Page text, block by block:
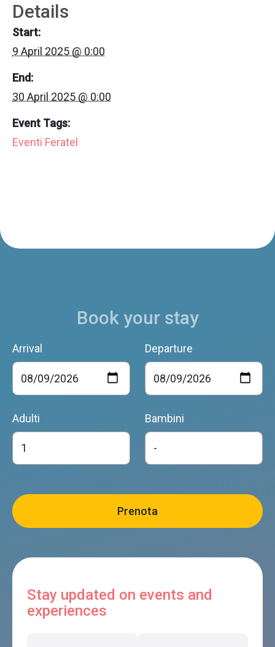
Details
Start:
9 April 2025 @ 0:00
End:
30 April 2025 @ 0:00
Event Tags:
Eventi Feratel
Book your stay
Arrival Departure
Adulti Bambini
Stay updated on events and
experiences